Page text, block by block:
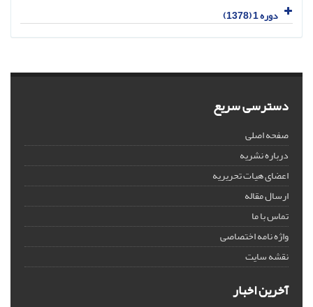
دوره 1 (1378)
دسترسی سریع
صفحه اصلی
درباره نشریه
اعضای هیات تحریریه
ارسال مقاله
تماس با ما
واژه نامه اختصاصی
نقشه سایت
آخرین اخبار